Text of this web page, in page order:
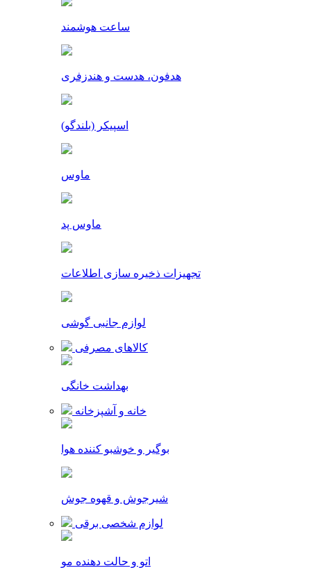
ساعت هوشمند
هدفون، هدست و هندزفری
اسپیکر (بلندگو)
ماوس
ماوس پد
تجهیزات ذخیره سازی اطلاعات
لوازم جانبی گوشی
کالاهای مصرفی
بهداشت خانگی
خانه و آشپزخانه
بوگیر و خوشبو کننده هوا
شیرجوش و قهوه جوش
لوازم شخصی برقی
اتو و حالت دهنده مو